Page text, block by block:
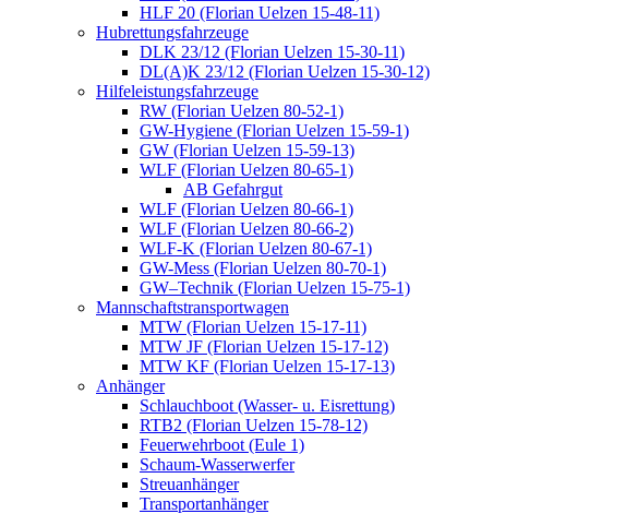
HLF 20 (Florian Uelzen 15-48-11)
Hubrettungsfahrzeuge
DLK 23/12 (Florian Uelzen 15-30-11)
DL(A)K 23/12 (Florian Uelzen 15-30-12)
Hilfeleistungsfahrzeuge
RW (Florian Uelzen 80-52-1)
GW-Hygiene (Florian Uelzen 15-59-1)
GW (Florian Uelzen 15-59-13)
WLF (Florian Uelzen 80-65-1)
AB Gefahrgut
WLF (Florian Uelzen 80-66-1)
WLF (Florian Uelzen 80-66-2)
WLF-K (Florian Uelzen 80-67-1)
GW-Mess (Florian Uelzen 80-70-1)
GW–Technik (Florian Uelzen 15-75-1)
Mannschaftstransportwagen
MTW (Florian Uelzen 15-17-11)
MTW JF (Florian Uelzen 15-17-12)
MTW KF (Florian Uelzen 15-17-13)
Anhänger
Schlauchboot (Wasser- u. Eisrettung)
RTB2 (Florian Uelzen 15-78-12)
Feuerwehrboot (Eule 1)
Schaum-Wasserwerfer
Streuanhänger
Transportanhänger